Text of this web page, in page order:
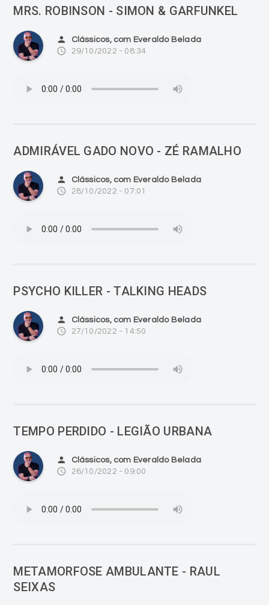
MRS. ROBINSON - SIMON & GARFUNKEL
person Clássicos, com Everaldo Belada
access_time 29/10/2022 - 08:34
ADMIRÁVEL GADO NOVO - ZÉ RAMALHO
person Clássicos, com Everaldo Belada
access_time 28/10/2022 - 07:01
PSYCHO KILLER - TALKING HEADS
person Clássicos, com Everaldo Belada
access_time 27/10/2022 - 14:50
TEMPO PERDIDO - LEGIÃO URBANA
person Clássicos, com Everaldo Belada
access_time 26/10/2022 - 09:00
METAMORFOSE AMBULANTE - RAUL
SEIXAS